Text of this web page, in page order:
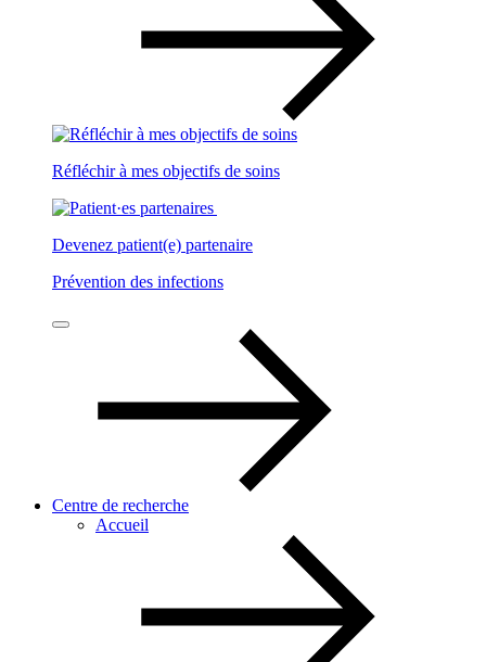
Réfléchir à mes objectifs de soins
Devenez patient(e) partenaire
Prévention des infections
Centre de recherche
Accueil